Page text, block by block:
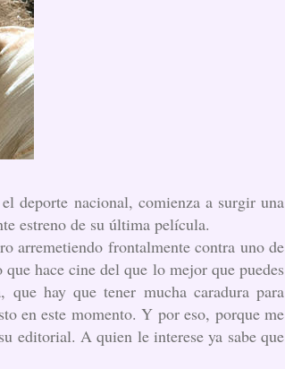
deporte nacional, comienza a surgir una
estreno de su última película.
arremetiendo frontalmente contra uno de
hace cine del que lo mejor que puedes
hay que tener mucha caradura para
en este momento. Y por eso, porque me
editorial. A quien le interese ya sabe que